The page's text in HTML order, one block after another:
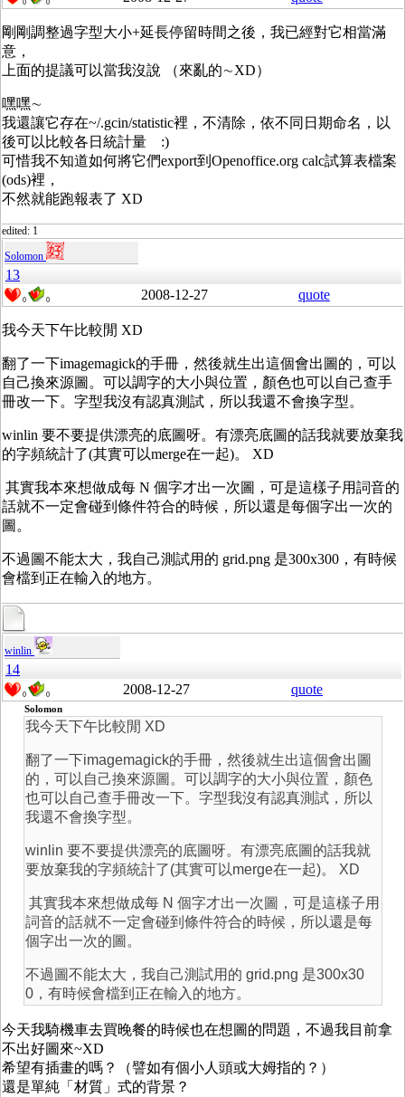
0 0
剛剛調整過字型大小+延長停留時間之後，我已經對它相當滿
意，
上面的提議可以當我沒說 （來亂的∼XD）
嘿嘿∼
我還讓它存在~/.gcin/statistic裡，不清除，依不同日期命名，以
後可以比較各日統計量 :)
可惜我不知道如何將它們export到Openoffice.org calc試算表檔案
(ods)裡，
不然就能跑報表了 XD
edited: 1
Solomon
13
0 0 2008-12-27 quote
我今天下午比較閒 XD
翻了一下imagemagick的手冊，然後就生出這個會出圖的，可以
自己換來源圖。可以調字的大小與位置，顏色也可以自己查手
冊改一下。字型我沒有認真測試，所以我還不會換字型。
winlin 要不要提供漂亮的底圖呀。有漂亮底圖的話我就要放棄我
的字頻統計了(其實可以merge在一起)。 XD
其實我本來想做成每 N 個字才出一次圖，可是這樣子用詞音的
話就不一定會碰到條件符合的時候，所以還是每個字出一次的
圖。
不過圖不能太大，我自己測試用的 grid.png 是300x300，有時候
會檔到正在輸入的地方。
winlin
14
0 0 2008-12-27 quote
Solomon
我今天下午比較閒 XD
翻了一下imagemagick的手冊，然後就生出這個會出圖
的，可以自己換來源圖。可以調字的大小與位置，顏色
也可以自己查手冊改一下。字型我沒有認真測試，所以
我還不會換字型。
winlin 要不要提供漂亮的底圖呀。有漂亮底圖的話我就
要放棄我的字頻統計了(其實可以merge在一起)。 XD
其實我本來想做成每 N 個字才出一次圖，可是這樣子用
詞音的話就不一定會碰到條件符合的時候，所以還是每
個字出一次的圖。
不過圖不能太大，我自己測試用的 grid.png 是300x30
0，有時候會檔到正在輸入的地方。
今天我騎機車去買晚餐的時候也在想圖的問題，不過我目前拿
不出好圖來~XD
希望有插畫的嗎？（譬如有個小人頭或大姆指的？）
還是單純「材質」式的背景？